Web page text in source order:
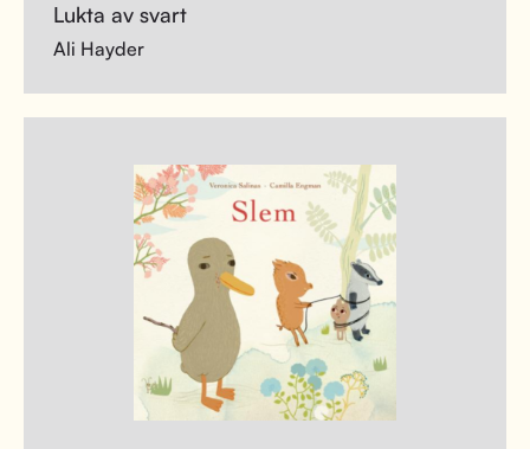
Lukta av svart
Ali Hayder